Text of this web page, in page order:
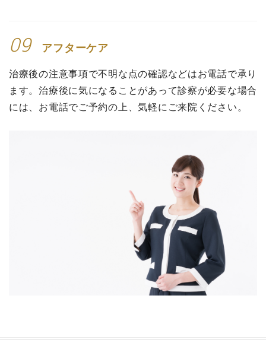
09 アフターケア
治療後の注意事項で不明な点の確認などはお電話で承り
ます。治療後に気になることがあって診察が必要な場合
には、お電話でご予約の上、気軽にご来院ください。